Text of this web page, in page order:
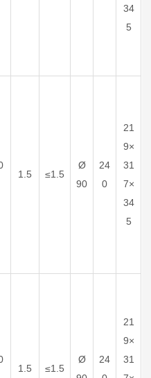
34
5
1.5 ≤1.5
Ø
90
24
0
21
9×
31
7×
34
5
1.5 ≤1.5
Ø
24
21
9×
31